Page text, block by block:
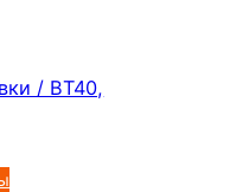
/ BT40,